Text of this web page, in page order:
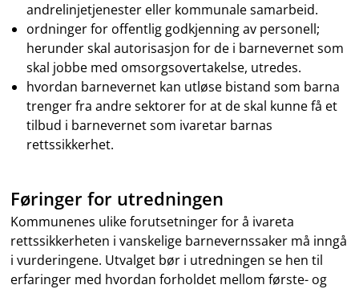
andrelinjetjenester eller kommunale samarbeid.
ordninger for offentlig godkjenning av personell;
herunder skal autorisasjon for de i barnevernet som
skal jobbe med omsorgsovertakelse, utredes.
hvordan barnevernet kan utløse bistand som barna
trenger fra andre sektorer for at de skal kunne få et
tilbud i barnevernet som ivaretar barnas
rettssikkerhet.
Føringer for utredningen
Kommunenes ulike forutsetninger for å ivareta
rettssikkerheten i vanskelige barnevernssaker må inngå
i vurderingene. Utvalget bør i utredningen se hen til
erfaringer med hvordan forholdet mellom første- og